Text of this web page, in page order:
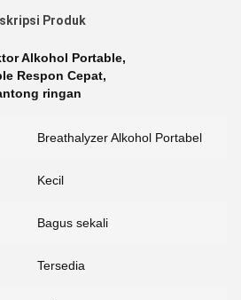
Produk
Alkohol Portable,
Respon Cepat,
ringan
Breathalyzer Alkohol Portabel
Kecil
Bagus sekali
Tersedia